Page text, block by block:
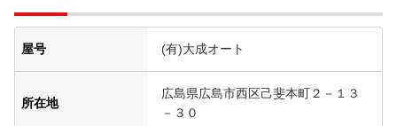
屋号 (有)大成オート
所在地
広島県広島市西区己斐本町２－１３
－３０